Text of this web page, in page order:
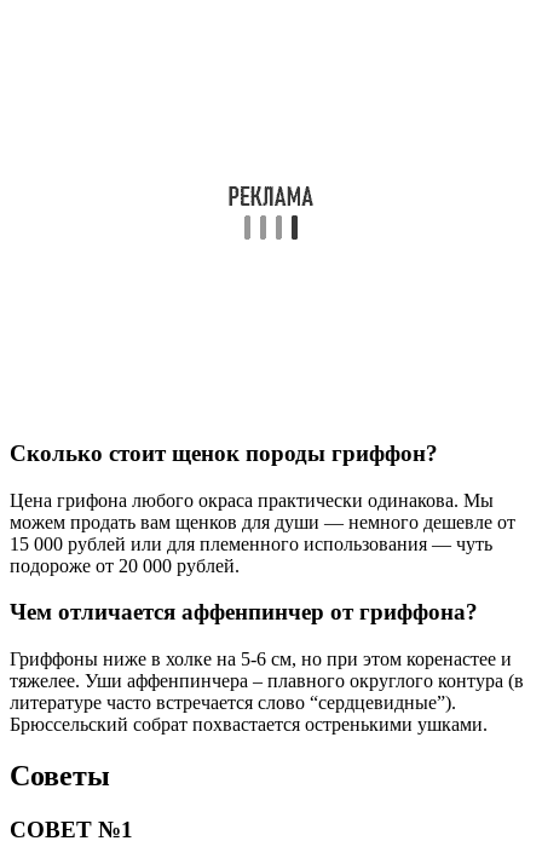
Сколько стоит щенок породы гриффон?
Цена грифона любого окраса практически одинакова. Мы
можем продать вам щенков для души — немного дешевле от
15 000 рублей или для племенного использования — чуть
подороже от 20 000 рублей.
Чем отличается аффенпинчер от гриффона?
Гриффоны ниже в холке на 5-6 см, но при этом коренастее и
тяжелее. Уши аффенпинчера – плавного округлого контура (в
литературе часто встречается слово “сердцевидные”).
Брюссельский собрат похвастается остренькими ушками.
Советы
СОВЕТ №1